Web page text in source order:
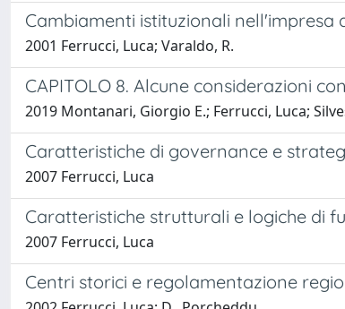
Cambiamenti istituzionali nell'impresa
2001 Ferrucci, Luca; Varaldo, R.
CAPITOLO 8. Alcune considerazioni
2019 Montanari, Giorgio E.; Ferrucci, Luca;
Caratteristiche di governance e
2007 Ferrucci, Luca
Caratteristiche strutturali e logiche di
2007 Ferrucci, Luca
Centri storici e regolamentazione